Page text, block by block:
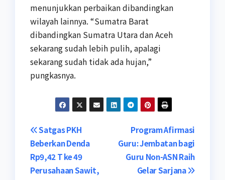
menunjukkan perbaikan dibandingkan
wilayah lainnya. “Sumatra Barat
dibandingkan Sumatra Utara dan Aceh
sekarang sudah lebih pulih, apalagi
sekarang sudah tidak ada hujan,”
pungkasnya.
Post
navigation
Program Afirmasi
Guru: Jembatan bagi
Guru Non-ASN Raih
Gelar Sarjana
Satgas PKH
Beberkan Denda
Rp9,42 T ke 49
Perusahaan Sawit,